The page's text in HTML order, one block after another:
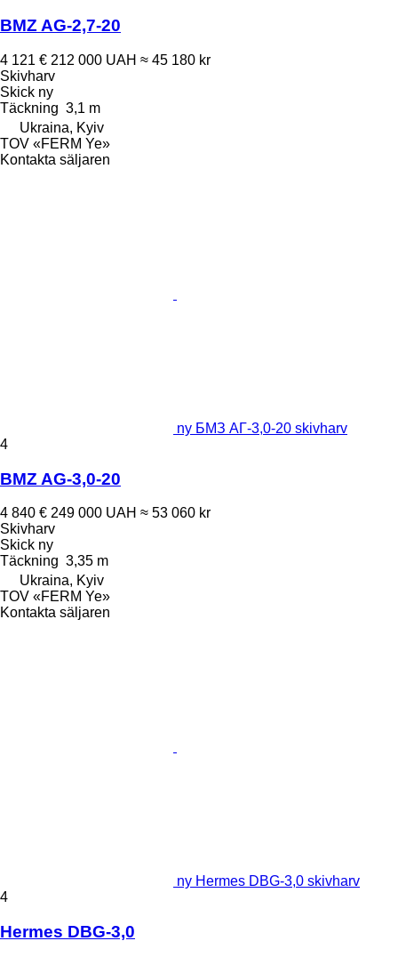
BMZ AG-2,7-20
4 121 € 212 000 UAH ≈ 45 180 kr
Skivharv
Skick ny
Täckning 3,1 m
Ukraina, Kyiv
TOV «FERM Ye»
Kontakta säljaren
ny БМЗ АГ-3,0-20 skivharv
4
BMZ AG-3,0-20
4 840 € 249 000 UAH ≈ 53 060 kr
Skivharv
Skick ny
Täckning 3,35 m
Ukraina, Kyiv
TOV «FERM Ye»
Kontakta säljaren
ny Hermes DBG-3,0 skivharv
4
Hermes DBG-3,0